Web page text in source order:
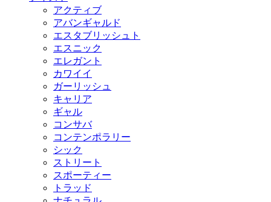
アクティブ
アバンギャルド
エスタブリッシュト
エスニック
エレガント
カワイイ
ガーリッシュ
キャリア
ギャル
コンサバ
コンテンポラリー
シック
ストリート
スポーティー
トラッド